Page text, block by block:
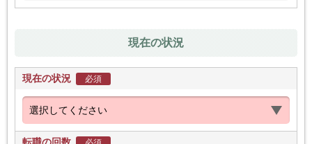
現在の状況
現在の状況 必須